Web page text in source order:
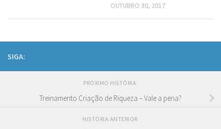
OUTUBRO 30, 2017
SIGA:
PRÓXIMO HISTÓRIA
Treinamento Criação de Riqueza – Vale a pena?
HISTÓRIA ANTERIOR